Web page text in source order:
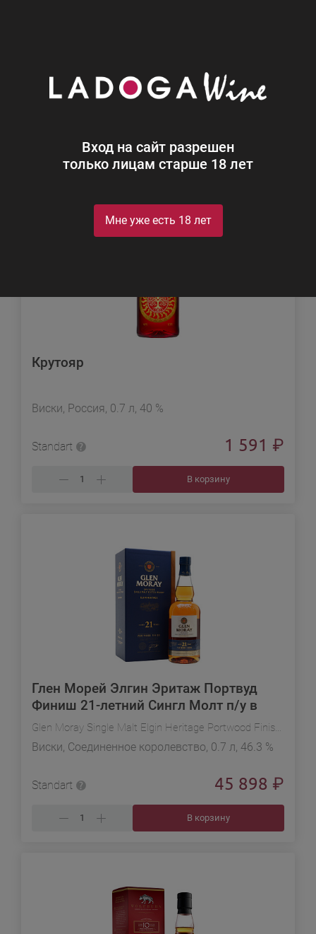
Вход на сайт разрешен
только лицам старше 18 лет
Мне уже есть 18 лет
Виски
Сортировка
Крутояр
Виски, Россия, 0.7 л, 40 %
Standart 1 591 ₽
В корзину
Глен Морей Элгин Эритаж Портвуд
Финиш 21-летний Сингл Молт п/у в
подарочной упаковке
Glen Moray Single Malt Elgin Heritage Portwood Finish 21 YO in gift box
Виски, Соединенное королевство, 0.7 л, 46.3 %
Standart 45 898 ₽
В корзину